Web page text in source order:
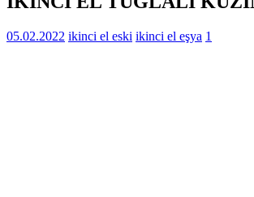
05.02.2022 ikinci el eski ikinci el eşya 1